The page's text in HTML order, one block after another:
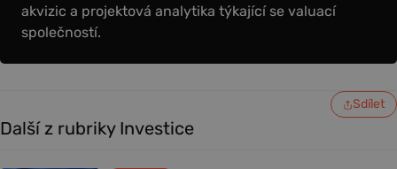
akvizic a projektová analytika týkající se valuací
společností.
Sdílet
Další z rubriky Investice